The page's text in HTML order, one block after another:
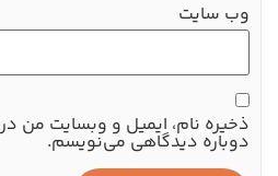
وب‌ سایت
ذخیره نام، ایمیل و وبسایت من در
دوباره دیدگاهی می‌نویسم.